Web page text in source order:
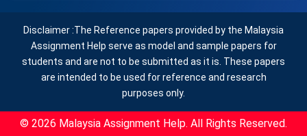
Disclaimer :The Reference papers provided by the Malaysia
Assignment Help serve as model and sample papers for
students and are not to be submitted as it is. These papers
are intended to be used for reference and research
purposes only.
© 2026 Malaysia Assignment Help. All Rights Reserved.